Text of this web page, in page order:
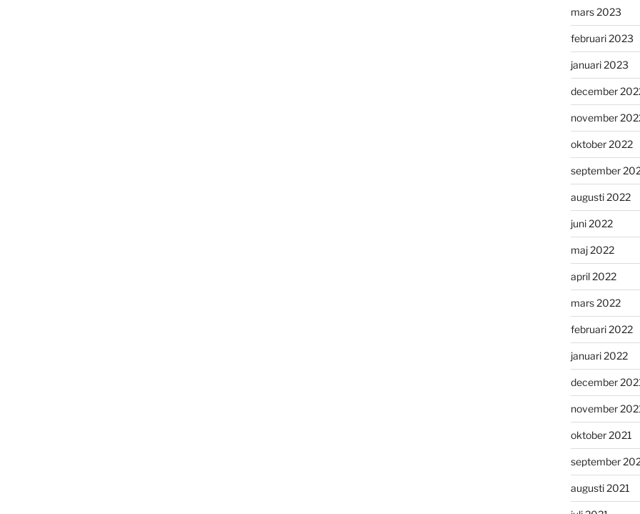
mars 2023
februari 2023
januari 2023
december
november
oktober 2022
september
augusti 2022
juni 2022
maj 2022
april 2022
mars 2022
februari 2022
januari 2022
december
november
oktober 2021
september
augusti 2021